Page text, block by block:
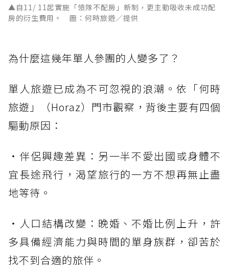
▲自11/ 11起實施「領隊不配房」新制，更主動吸收未成功配
房的衍生費用。 圖：何時旅遊／提供
為什麼這幾年單人參團的人變多了？
單人旅遊已成為不可忽視的浪潮。依「何時
旅遊」（Horaz）門市觀察，背後主要有四個
驅動原因：
・伴侶興趣差異：另一半不愛出國或身體不
宜長途飛行，渴望旅行的一方不想再無止盡
地等待。
・人口結構改變：晚婚、不婚比例上升，許
多具備經濟能力與時間的單身族群，卻苦於
找不到合適的旅伴。